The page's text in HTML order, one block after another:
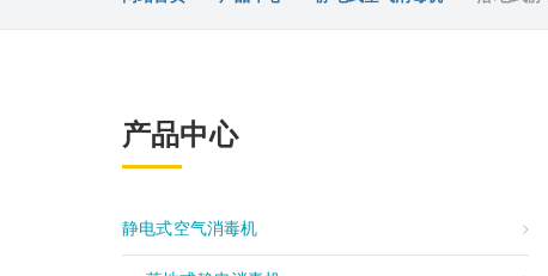
产品中心
静电式空气消毒机